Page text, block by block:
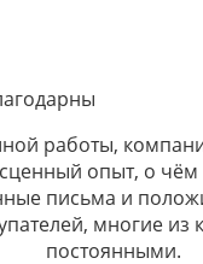
работы,
опыт, о чём
письма и
многие из
постоянными.